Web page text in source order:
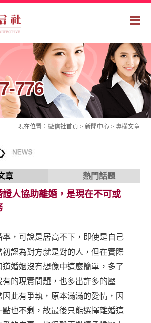
776
現在位置： 徵信社首頁 > 新聞中心 > 專欄文章
章 熱門話題
證人協助離婚，是現在不可或
率，可說是居高不下，即使是自己
初認為對方就是對的人，但在實際
婚姻沒有想像中這麼簡單，多了
的現實問題，也多出許多的壓
此有爭執，原本滿滿的愛情，因
點也不剩，故最後只能選擇離婚這